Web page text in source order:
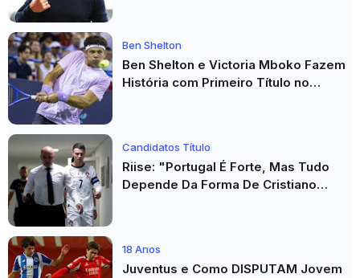
Ben Shelton
Ben Shelton e Victoria Mboko Fazem
História com Primeiro Título no
Candidatos Título
Riise: "Portugal É Forte, Mas Tudo
Depende Da Forma De Cristiano
18 Anos
Juventus e Como DISPUTAM Jovem